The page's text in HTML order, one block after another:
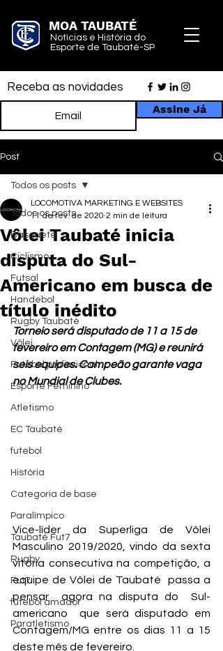
MOA TAUBATÉ
Notícias e História do
Esporte de Taubaté-SP
Receba as novidades
Assine Já
Post
Todos os posts
Basquete
Ciclismo
Futsal
Handebol
Rugby Taubaté
Vôlei
Futebol profissional
Esporte Feminino
Atletismo
EC Taubaté
futebol
História
Categoria de base
Paralímpico
Taubaté Fut7
Rugby
Fut7
futebol amador
Paratletismo
Todos os posts
Vôlei Taubaté inicia
disputa do Sul-
Americano em busca de
título inédito
LOCOMOTIVA MARKETING E WEBSITES
11 de fev. de 2020 2 min de leitura
Torneio será disputado de 11 a 15 de
fevereiro em Contagem (MG) e reunirá
seis equipes. Campeão garante vaga
no Mundial de Clubes.
Vice-líder da Superliga de Vôlei
Masculino 2019/2020, vindo da sexta
vitória consecutiva na competição, a
equipe de Vôlei de Taubaté  passa a
pensar  agora na disputa do  Sul-
americano  que será disputado em
Contagem/MG entre os dias 11 a 15
deste mês de fevereiro.